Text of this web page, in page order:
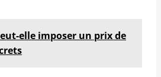
elle imposer un prix de